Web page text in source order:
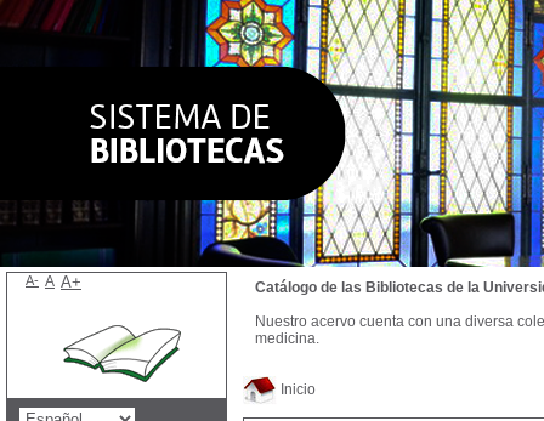
Inicio
Catálogo de las Bibliotecas de la
Nuestro acervo cuenta con una diversa
medicina.
A- A A+